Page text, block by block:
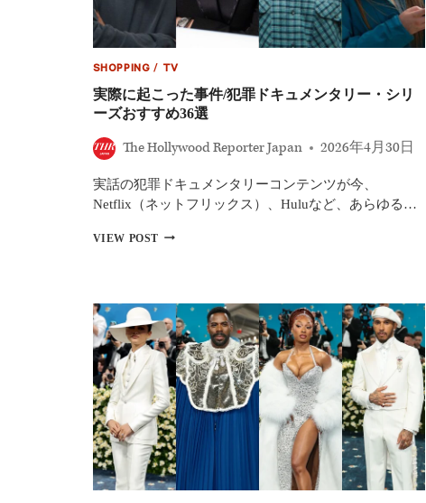
SHOPPING / TV
実際に起こった事件/犯罪ドキュメンタリー・シリ
ーズおすすめ36選
The Hollywood Reporter Japan 2026年4月30日
実話の犯罪ドキュメンタリーコンテンツが今、
Netflix（ネットフリックス）、Huluなど、あらゆる…
VIEW POST実
っ
た
事
件/
犯
罪
ド
キ
ュ
メ
ン
タ